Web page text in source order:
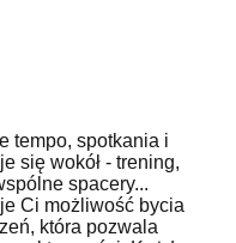
tempo, spotkania i
się wokół - trening,
spacery...
Ci możliwość bycia
która pozwala